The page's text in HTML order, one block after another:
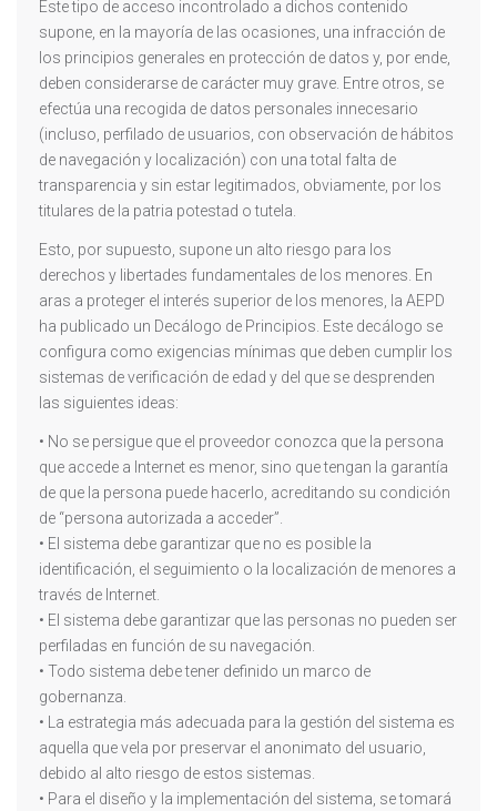
Este tipo de acceso incontrolado a dichos contenido
supone, en la mayoría de las ocasiones, una infracción de
los principios generales en protección de datos y, por ende,
deben considerarse de carácter muy grave. Entre otros, se
efectúa una recogida de datos personales innecesario
(incluso, perfilado de usuarios, con observación de hábitos
de navegación y localización) con una total falta de
transparencia y sin estar legitimados, obviamente, por los
titulares de la patria potestad o tutela.
Esto, por supuesto, supone un alto riesgo para los
derechos y libertades fundamentales de los menores. En
aras a proteger el interés superior de los menores, la AEPD
ha publicado un Decálogo de Principios. Este decálogo se
configura como exigencias mínimas que deben cumplir los
sistemas de verificación de edad y del que se desprenden
las siguientes ideas:
• No se persigue que el proveedor conozca que la persona
que accede a Internet es menor, sino que tengan la garantía
de que la persona puede hacerlo, acreditando su condición
de “persona autorizada a acceder”.
• El sistema debe garantizar que no es posible la
identificación, el seguimiento o la localización de menores a
través de Internet.
• El sistema debe garantizar que las personas no pueden ser
perfiladas en función de su navegación.
• Todo sistema debe tener definido un marco de
gobernanza.
• La estrategia más adecuada para la gestión del sistema es
aquella que vela por preservar el anonimato del usuario,
debido al alto riesgo de estos sistemas.
• Para el diseño y la implementación del sistema, se tomará